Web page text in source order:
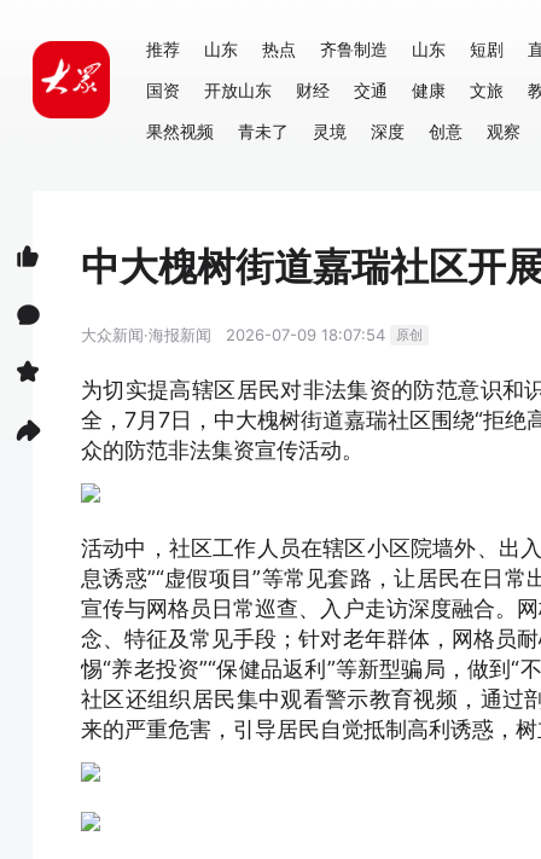
推荐 山东 热点 齐鲁制造 山东 短剧
国资
开放山东 财经 交通 健康 文旅
果然视频
青未了 灵境 深度 创意 观察
中大槐树街道嘉瑞社区开
大众新闻·海报新闻 2026-07-09 18:07:54 原创
为切实提高辖区居民对非法集资的防范意识和
全，7月7日，中大槐树街道嘉瑞社区围绕“拒
众的防范非法集资宣传活动。
活动中，社区工作人员在辖区小区院墙外、出
息诱惑”“虚假项目”等常见套路，让居民在日
宣传与网格员日常巡查、入户走访深度融合。
念、特征及常见手段；针对老年群体，网格员
惕“养老投资”“保健品返利”等新型骗局，做到
社区还组织居民集中观看警示教育视频，通过
来的严重危害，引导居民自觉抵制高利诱惑，